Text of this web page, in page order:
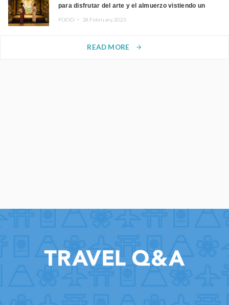
para disfrutar del arte y el almuerzo vistiendo un
FOOD ・ 28.February.2023
READ MORE arrow_forward